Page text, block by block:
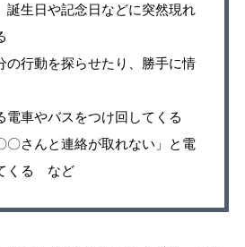
誕生日や記念日などに突然現れ
の行動を探らせたり、勝手に情
電車やバスをつけ回してくる
〇さんと連絡が取れない」と電
くる など